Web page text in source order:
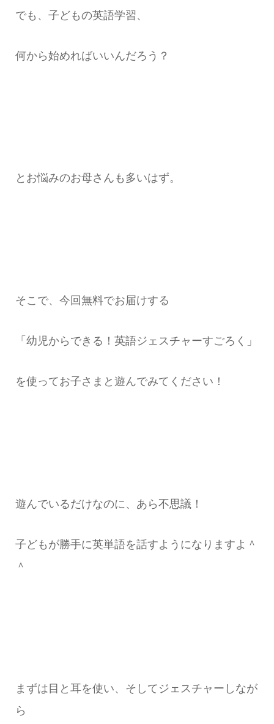
でも、子どもの英語学習、
何から始めればいいんだろう？
とお悩みのお母さんも多いはず。
そこで、今回無料でお届けする
「幼児からできる！英語ジェスチャーすごろく」
を使ってお子さまと遊んでみてください！
遊んでいるだけなのに、あら不思議！
子どもが勝手に英単語を話すようになりますよ＾
＾
まずは目と耳を使い、そしてジェスチャーしなが
ら